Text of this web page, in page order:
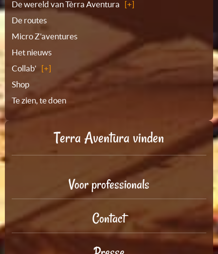
De wereld van Tèrra Aventura
De routes
Micro Z'aventures
Het nieuws
Collab'
Shop
Te zien, te doen
Terra Aventura vinden
Voor professionals
Contact